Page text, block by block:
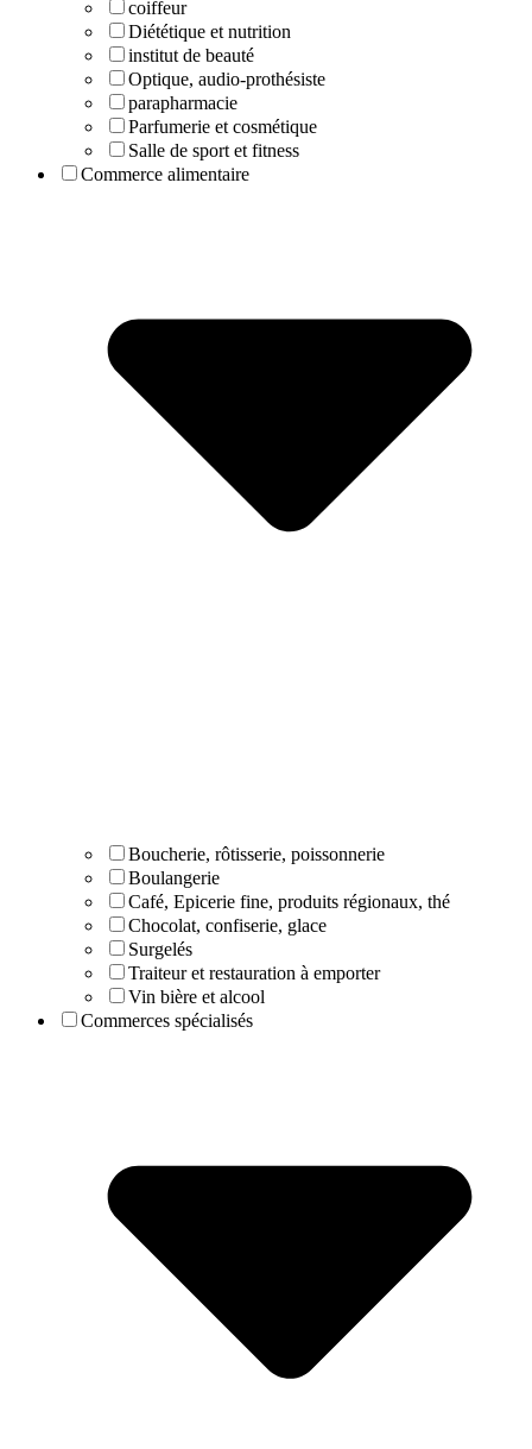
coiffeur
Diététique et nutrition
institut de beauté
Optique, audio-prothésiste
parapharmacie
Parfumerie et cosmétique
Salle de sport et fitness
Commerce alimentaire
Boucherie, rôtisserie, poissonnerie
Boulangerie
Café, Epicerie fine, produits régionaux, thé
Chocolat, confiserie, glace
Surgelés
Traiteur et restauration à emporter
Vin bière et alcool
Commerces spécialisés